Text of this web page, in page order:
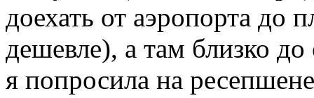
доехать от аэропорта до
дешевле), а там близко
я попросила на